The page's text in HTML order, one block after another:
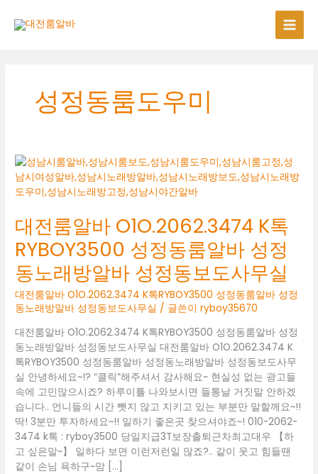
성정동룸도우미
대전룸알바 O1O.2062.3474 K톡
RYBOY3500 성정동룸알바 성정
동노래방알바 성정동보도사무실
대전룸알바 O1O.2062.3474 K톡RYBOY3500 성정동룸알바 성정
동노래방알바 성정동보도사무실 / 글쓴이ryboy35670
대전룸알바 O1O.2062.3474 K톡RYBOY3500 성정동룸알바 성정
동노래방알바 성정동보도사무실 대전룸알바 O1O.2062.3474 K
톡RYBOY3500 성정동룸알바 성정동노래방알바 성정동보도사무
실 안녕하세요~!? “클릭”해주셔서 감사해요~ 현실성 없는 광고들
속에 고민많으시죠? 하루이틀 나와보시면 들통날 거짓말 안하겠
습니다.. 언니들의 시간 뺏지 않고 지키고 있는 부분만 말할께요~!!
딱! 3분만 투자하세요~!! 일하기 좋은곳 찾으셔야죠~! 010-2062-
3474 k톡 : ryboy3500 당일지급3T보장출퇴근차최고대우 【하
고 싶은말~】 일하다 보면 이런저런일 많죠?.. 같이 웃고 힘들땐
같이 손님 욕하구~맘 […]